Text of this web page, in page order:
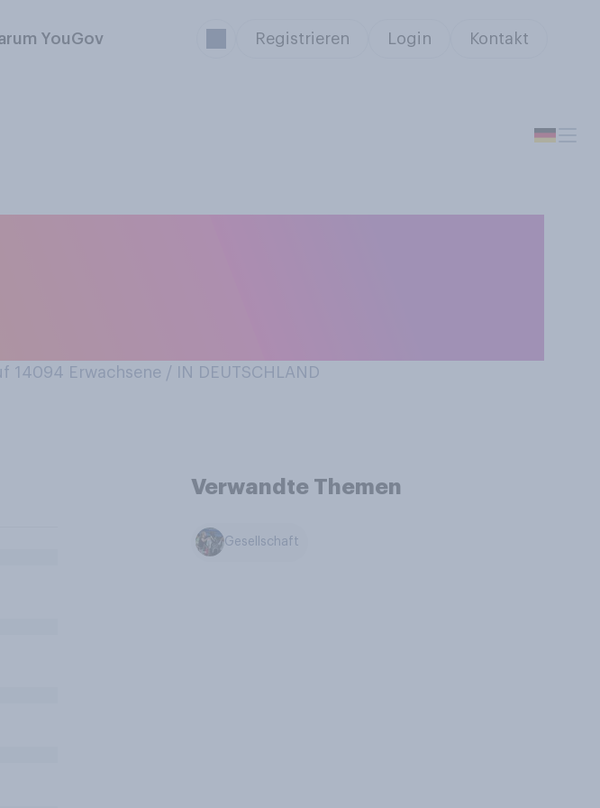
YouGov Registrieren Login Kontakt
14094 Erwachsene / IN DEUTSCHLAND
Verwandte Themen
Gesellschaft